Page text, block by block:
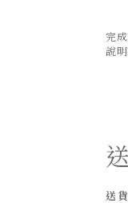
完
說明
送